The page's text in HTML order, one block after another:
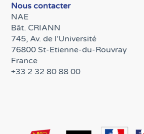
Nous contacter
NAE
Bât. CRIANN
745, Av. de l’Université
76800 St-Etienne-du-Rouvray
France
+33 2 32 80 88 00